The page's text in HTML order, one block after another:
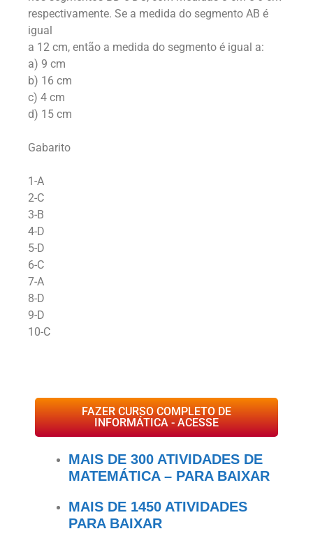
respectivamente. Se a medida do segmento AB é
igual
a 12 cm, então a medida do segmento é igual a:
a) 9 cm
b) 16 cm
c) 4 cm
d) 15 cm
Gabarito
1-A
2-C
3-B
4-D
5-D
6-C
7-A
8-D
9-D
10-C
FAZER CURSO COMPLETO DE
INFORMÁTICA - ACESSE
MAIS DE 300 ATIVIDADES DE
MATEMÁTICA – PARA BAIXAR
MAIS DE 1450 ATIVIDADES
PARA BAIXAR